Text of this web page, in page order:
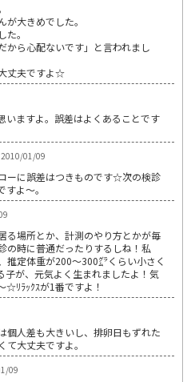
が大きめでした。
。
から心配ないです」と言われまし
丈夫ですよ☆
いますよ。誤差はよくあることです
01/09
ーに誤差はつきものです☆次の検診
よ～。
る場所とか、計測のやり方とかが毎
の時に普通だったりするしね！私
推定体重が200～300㌘くらい小さく
子が、元気よく生まれましたよ！気
☆ﾘﾗｯｸｽが1番ですよ！
個人差も大きいし、排卵日もずれた
て大丈夫ですよ。
09